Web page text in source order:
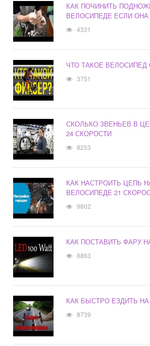
КАК ПОЧИНИТЬ
ВЕЛОСИПЕДЕ ЕСЛИ
4331
ЧТО ТАКОЕ ВЕЛОСИПЕД
3751
СКОЛЬКО ЗВЕНЬЕВ В
24 СКОРОСТИ
8253
КАК НАСТРОИТЬ ЦЕПЬ
ВЕЛОСИПЕДЕ 21
9802
КАК ПОСТАВИТЬ ФАРУ
8863
КАК БЫСТРО ЕЗДИТЬ
8739